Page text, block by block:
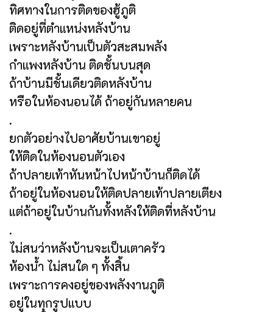
ทิศทางในการติดของฮู้ภูติ
ติดอยู่ที่ตำแหน่งหลังบ้าน
เพราะหลังบ้านเป็นตัวสะสมพลัง
กำแพงหลังบ้าน ติดชั้นบนสุด
ถ้าบ้านมีชั้นเดียวติดหลังบ้าน
หรือในห้องนอนได้ ถ้าอยู่กันหลายคน
.
ยกตัวอย่างไปอาศัยบ้านเขาอยู่
ให้ติดในห้องนอนตัวเอง
ถ้าปลายเท้าหันหน้าไปหน้าบ้านก็ติดได้
ถ้าอยู่ในห้องนอนให้ติดปลายเท้าปลายเตียง
แต่ถ้าอยู่ในบ้านกันทั้งหลังให้ติดที่หลังบ้าน
.
ไม่สนว่าหลังบ้านจะเป็นเตาครัว
ห้องน้ำ ไม่สนใด ๆ ทั้งสิ้น
เพราะการคงอยู่ของพลังงานภูติ
อยู่ในทุกรูปแบบ